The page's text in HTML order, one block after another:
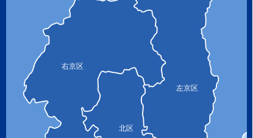
右京区
左京区
北区